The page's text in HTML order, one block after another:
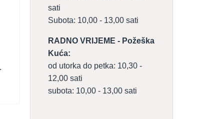
sati
Subota: 10,00 - 13,00 sati
RADNO VRIJEME - Požeška
Kuća:
od utorka do petka: 10,30 -
12,00 sati
subota: 10,00 - 13,00 sati